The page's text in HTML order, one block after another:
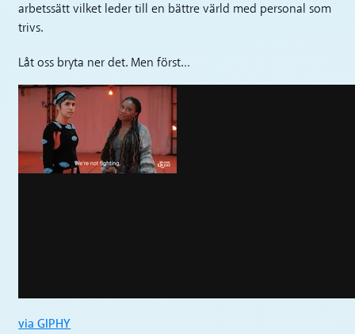
arbetssätt vilket leder till en bättre värld med personal som
trivs.
Låt oss bryta ner det. Men först…
via GIPHY